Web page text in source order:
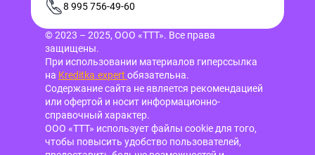
8 995 756-49-60
© 2023 – 2025, ООО «ТТТ». Все права
защищены.
При использовании материалов гиперссылка
на Kreditka.expert обязательна.
Содержание сайта не является рекомендацией
или офертой и носит информационно-
справочный характер.
ООО «ТТТ» использует файлы cookie для того,
чтобы повысить удобство пользователей,